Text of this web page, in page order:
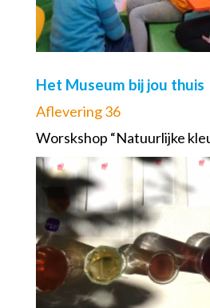
Het Museum bij jou thuis
Aflevering 36
Worskshop “Natuurlijke